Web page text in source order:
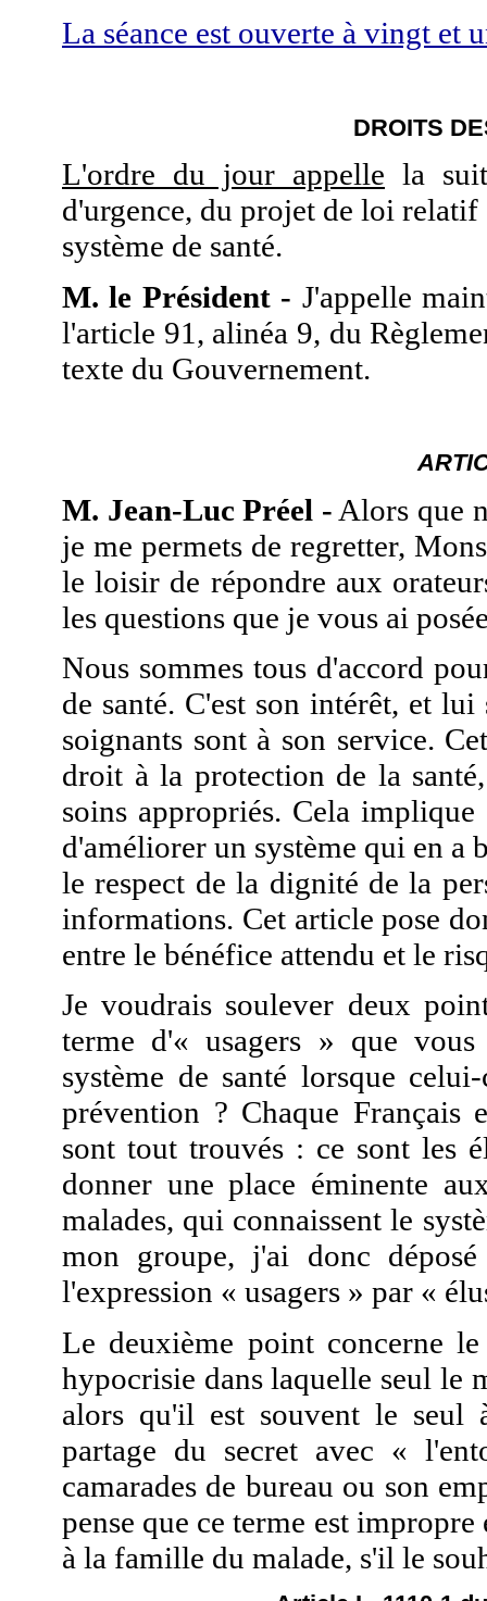
La séance est ouverte à vingt et
DROITS
L'ordre du jour appelle la
d'urgence, du projet de loi relatif
système de santé.
M. le Président - J'appelle
l'article 91, alinéa 9, du
texte du Gouvernement.
M. Jean-Luc Préel - Alors que
je me permets de regretter,
le loisir de répondre aux
les questions que je vous ai
Nous sommes tous d'accord
de santé. C'est son intérêt, et
soignants sont à son service.
droit à la protection de la
soins appropriés. Cela
d'améliorer un système qui en a
le respect de la dignité de la
informations. Cet article pose
entre le bénéfice attendu et le
Je voudrais soulever deux
terme d'« usagers » que
système de santé lorsque
prévention ? Chaque Français
sont tout trouvés : ce sont les
donner une place éminente
malades, qui connaissent le
mon groupe, j'ai donc
l'expression « usagers » par «
Le deuxième point concerne
hypocrisie dans laquelle seul le
alors qu'il est souvent le
partage du secret avec «
camarades de bureau ou son
pense que ce terme est
à la famille du malade, s'il le